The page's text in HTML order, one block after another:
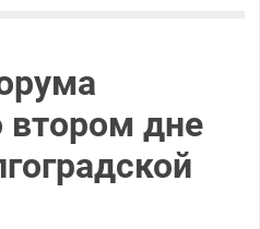
втором дне